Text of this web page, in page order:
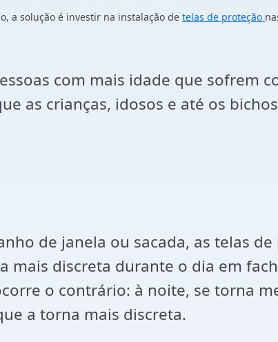
a solução é investir na instalação de telas de proteção
com mais idade que sofrem
as crianças, idosos e até os
de janela ou sacada, as telas
mais discreta durante o dia em
o contrário: à noite, se torna
a torna mais discreta.